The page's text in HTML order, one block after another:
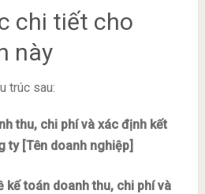
chi tiết cho
này
trúc sau:
thu, chi phí và xác định kết
ty [Tên doanh nghiệp]
kế toán doanh thu, chi phí và